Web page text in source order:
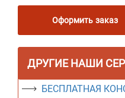
Оформить заказ
ДРУГИЕ НАШИ
БЕСПЛАТНАЯ